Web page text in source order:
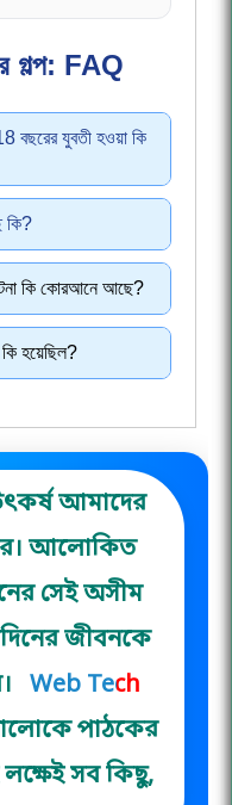
গল্প: FAQ
বছরের যুবতী হওয়া কি
কি?
কি কোরআনে আছে?
হয়েছিল?
আমাদের
আলোকিত
সেই অসীম
জীবনকে
Web Tech
পাঠকের
লক্ষেই সব কিছু,